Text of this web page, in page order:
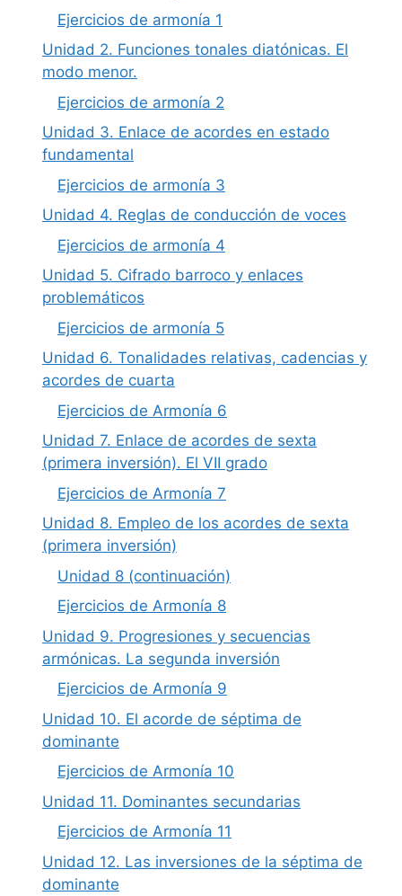
Ejercicios de armonía 1
Unidad 2. Funciones tonales diatónicas. El
modo menor.
Ejercicios de armonía 2
Unidad 3. Enlace de acordes en estado
fundamental
Ejercicios de armonía 3
Unidad 4. Reglas de conducción de voces
Ejercicios de armonía 4
Unidad 5. Cifrado barroco y enlaces
problemáticos
Ejercicios de armonía 5
Unidad 6. Tonalidades relativas, cadencias y
acordes de cuarta
Ejercicios de Armonía 6
Unidad 7. Enlace de acordes de sexta
(primera inversión). El VII grado
Ejercicios de Armonía 7
Unidad 8. Empleo de los acordes de sexta
(primera inversión)
Unidad 8 (continuación)
Ejercicios de Armonía 8
Unidad 9. Progresiones y secuencias
armónicas. La segunda inversión
Ejercicios de Armonía 9
Unidad 10. El acorde de séptima de
dominante
Ejercicios de Armonía 10
Unidad 11. Dominantes secundarias
Ejercicios de Armonía 11
Unidad 12. Las inversiones de la séptima de
dominante